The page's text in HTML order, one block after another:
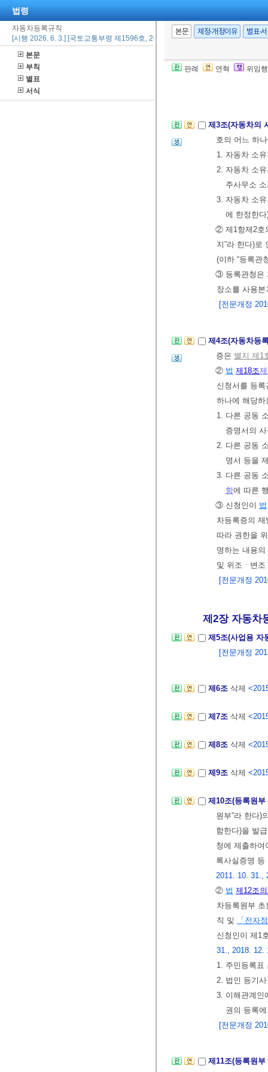
법령
자동차등록규칙
[시행 2026. 6. 3.] [국토교통부령 제1596호, 2026. 6. 2., 일부개정]
본문
부칙
별표
서식
본문 제정·개정이유 별표·
판례 연혁 위임
다),「자동차
고는 이 규칙
제3조(자동차의
호의 어느 하
1. 자동차 소
2. 자동차 소
주사무소
3. 자동차 소
에 한정한
② 제1항제2호
지”라 한다)로
(이하 “등록관
③ 등록관청은
장소를 사용
[전문개정
제4조(자동차등
증은 별지 제1
② 법 제18조
신청서를 등
하나에 해당
1. 다른 공동
증명서의
2. 다른 공동
명서 등을
3. 다른 공동
항에 따른
③ 신청인이 법
차등록증의
따라 권한을
명하는 내용
및 위조ㆍ변
[전문개정
제2장 자동차
제5조(사업용 자
[전문개정
제6조 삭제
제7조 삭제
제8조 삭제
제9조 삭제
제10조(등록원
원부”라 한다)
함한다)을 발
청에 제출하
록사실증명
2011. 10. 31.,
② 법 제12조
차등록원부
직 및
「전자
신청인이 제1
31., 2018. 12.
1. 주민등록표
2. 법인 등기
3. 이해관계인
권의 등록
[전문개정
제11조(등록원